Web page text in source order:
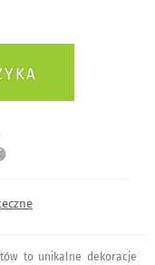
to unikalne dekoracje